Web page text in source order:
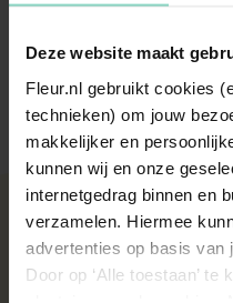
Deze website maakt
Fleur.nl gebruikt cookies
technieken) om jouw
makkelijker en
kunnen wij en onze
internetgedrag binnen en
verzamelen. Hiermee
advertenties op basis van
Door op ‘Alle toestaan’
Met aandacht verpakt
Onze kamer- en tuinplanten
direct van de kweker binnen.
Zodra de planten bij ons